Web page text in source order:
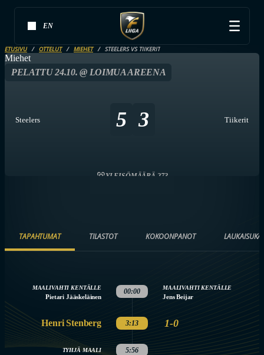
EN
ETUSIVU OTTELUT MIEHET STEELERS VS TIIKERIT
Miehet
PELATTU 24.10. @ LOIMUA AREENA
Steelers 5 3 Tiikerit
YLEISÖMÄÄRÄ 273
TAPAHTUMAT TILASTOT KOKOONPANOT
MAALIVAHTI KENTÄLLE
Pietari Jääskeläinen
00:00 MAALIVAHTI KENTÄLLE
Jens Beijar
Henri Stenberg 3:13 1-0
TYHJÄ MAALI 5:56